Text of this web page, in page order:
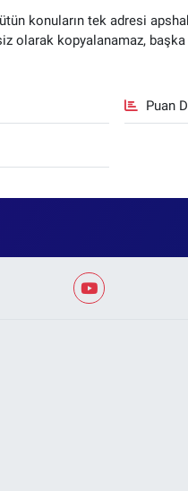
konuların tek adresi
olarak kopyalanamaz, başka
Puan